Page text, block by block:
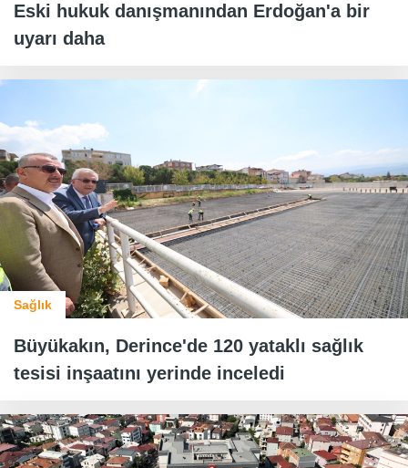
Eski hukuk danışmanından Erdoğan'a bir
uyarı daha
Sağlık
Büyükakın, Derince'de 120 yataklı sağlık
tesisi inşaatını yerinde inceledi